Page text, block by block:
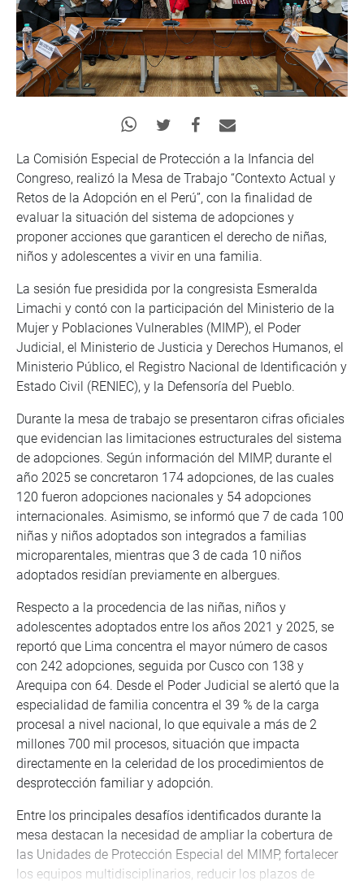
La Comisión Especial de Protección a la Infancia del
Congreso, realizó la Mesa de Trabajo “Contexto Actual y
Retos de la Adopción en el Perú”, con la finalidad de
evaluar la situación del sistema de adopciones y
proponer acciones que garanticen el derecho de niñas,
niños y adolescentes a vivir en una familia.
La sesión fue presidida por la congresista Esmeralda
Limachi y contó con la participación del Ministerio de la
Mujer y Poblaciones Vulnerables (MIMP), el Poder
Judicial, el Ministerio de Justicia y Derechos Humanos, el
Ministerio Público, el Registro Nacional de Identificación y
Estado Civil (RENIEC), y la Defensoría del Pueblo.
Durante la mesa de trabajo se presentaron cifras oficiales
que evidencian las limitaciones estructurales del sistema
de adopciones. Según información del MIMP, durante el
año 2025 se concretaron 174 adopciones, de las cuales
120 fueron adopciones nacionales y 54 adopciones
internacionales. Asimismo, se informó que 7 de cada 100
niñas y niños adoptados son integrados a familias
microparentales, mientras que 3 de cada 10 niños
adoptados residían previamente en albergues.
Respecto a la procedencia de las niñas, niños y
adolescentes adoptados entre los años 2021 y 2025, se
reportó que Lima concentra el mayor número de casos
con 242 adopciones, seguida por Cusco con 138 y
Arequipa con 64. Desde el Poder Judicial se alertó que la
especialidad de familia concentra el 39 % de la carga
procesal a nivel nacional, lo que equivale a más de 2
millones 700 mil procesos, situación que impacta
directamente en la celeridad de los procedimientos de
desprotección familiar y adopción.
Entre los principales desafíos identificados durante la
mesa destacan la necesidad de ampliar la cobertura de
las Unidades de Protección Especial del MIMP, fortalecer
los equipos multidisciplinarios, reducir los plazos de